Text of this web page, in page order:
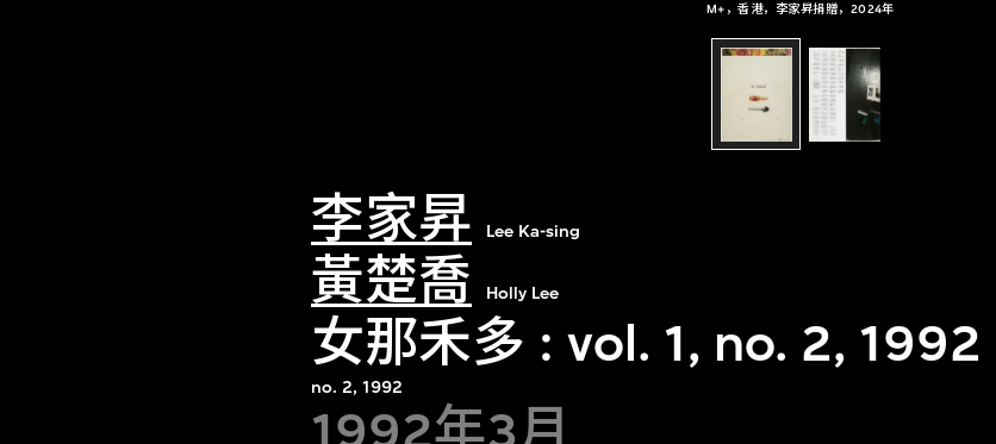
M+，香港，李家昇捐贈，2024年
李家昇 Lee Ka-sing
黃楚喬 Holly Lee
女那禾多 : vol. 1, no. 2, 1992
no. 2, 1992